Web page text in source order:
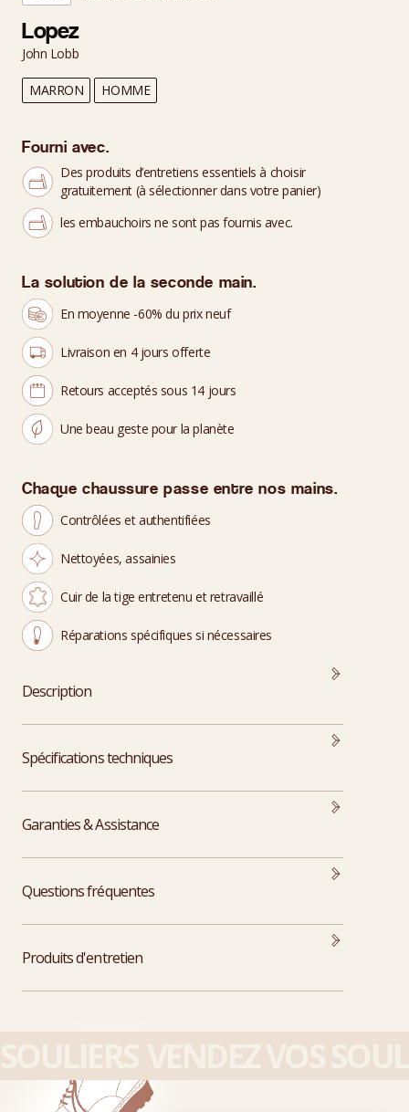
Lopez
John Lobb
MARRON HOMME
Fourni avec.
Des produits d’entretiens essentiels à choisir
gratuitement (à sélectionner dans votre panier)
les embauchoirs ne sont pas fournis avec.
La solution de la seconde main.
En moyenne -60% du prix neuf
Livraison en 4 jours offerte
Retours acceptés sous 14 jours
Une beau geste pour la planète
Chaque chaussure passe entre nos mains.
Contrôlées et authentifiées
Nettoyées, assainies
Cuir de la tige entretenu et retravaillé
Réparations spécifiques si nécessaires
Description
Spécifications techniques
Garanties & Assistance
Questions fréquentes
Produits d'entretien